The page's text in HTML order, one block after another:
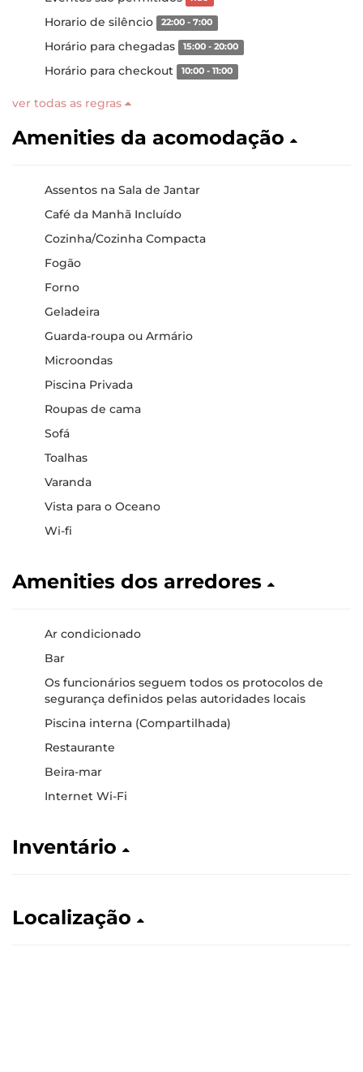
Horario de silêncio 22:00 - 7:00
Horário para chegadas 15:00 - 20:00
Horário para checkout 10:00 - 11:00
ver todas as regras
Amenities da acomodação
Assentos na Sala de Jantar
Café da Manhã Incluído
Cozinha/Cozinha Compacta
Fogão
Forno
Geladeira
Guarda-roupa ou Armário
Microondas
Piscina Privada
Roupas de cama
Sofá
Toalhas
Varanda
Vista para o Oceano
Wi-fi
Amenities dos arredores
Ar condicionado
Bar
Os funcionários seguem todos os protocolos de
segurança definidos pelas autoridades locais
Piscina interna (Compartilhada)
Restaurante
Beira-mar
Internet Wi-Fi
Inventário
Localização